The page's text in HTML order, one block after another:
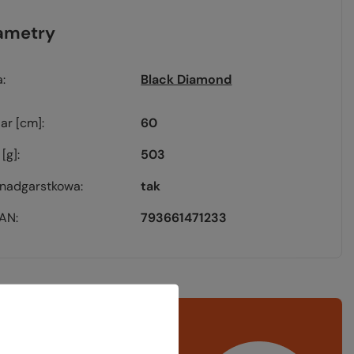
Black Diamond
[cm]
60
[g]
503
tak
793661471233